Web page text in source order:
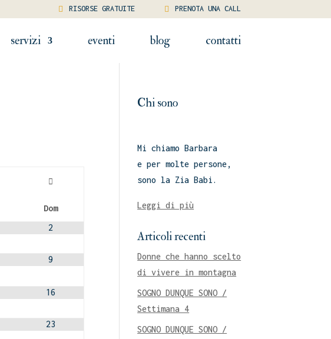
RISORSE GRATUITE PRENOTA UNA CALL
servizi eventi blog contatti
Dom
2
9
16
23
Chi sono
Mi chiamo Barbara
e per molte persone,
sono la Zia Babi.
Leggi di più
Articoli recenti
Donne che hanno scelto
di vivere in montagna
SOGNO DUNQUE SONO /
Settimana 4
SOGNO DUNQUE SONO /